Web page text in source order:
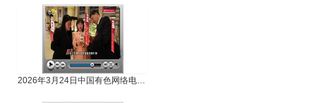
2026年3月24日中国有色网络电视新闻